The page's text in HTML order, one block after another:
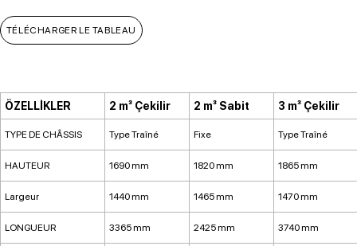
TÉLÉCHARGER LE TABLEAU
ÖZELLİKLER 2 m³ Çekilir 2 m³ Sabit 3 m³ Çekilir
TYPE DE CHÂSSIS Type Traîné Fixe Type Traîné
HAUTEUR 1690 mm 1820 mm 1865 mm
Largeur 1440 mm 1465 mm 1470 mm
LONGUEUR 3365 mm 2425 mm 3740 mm